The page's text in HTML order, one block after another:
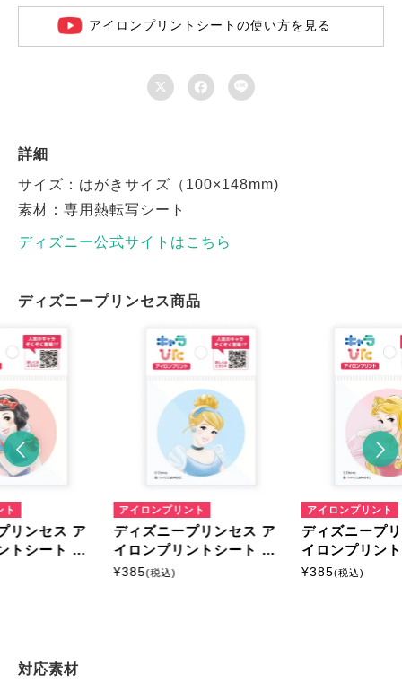
アイロンプリントシートの使い方を見る
  
詳細
サイズ：はがきサイズ（100×148mm)
素材：専用熱転写シート
ディズニー公式サイトはこちら
ディズニープリンセス商品
ト
リンセス ア
トシート ミ
アイロンプリント
ディズニープリンセス ア
イロンプリントシート ミ
ニサイズ
¥385(税込)
アイロンプリント
ディズニープ
イロンプリン
ニサイズ
¥385(税込)
対応素材